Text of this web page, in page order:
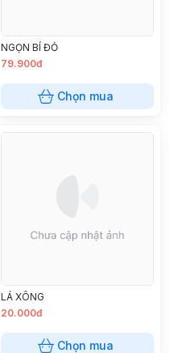
NGỌN BÍ ĐỎ
79.900đ
Chọn mua
LÁ XÔNG
20.000đ
Chọn mua